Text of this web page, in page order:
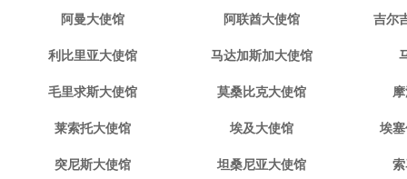
阿曼大使馆 阿联酋大使馆 吉尔
利比里亚大使馆 马达加斯加大使馆
毛里求斯大使馆 莫桑比克大使馆
莱索托大使馆 埃及大使馆 埃
突尼斯大使馆 坦桑尼亚大使馆